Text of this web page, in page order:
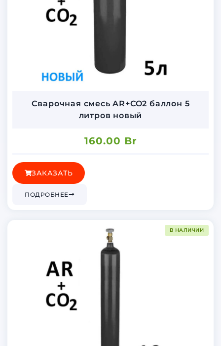
Сварочная смесь AR+CO2 баллон 5
литров новый
160.00 Br
ЗАКАЗАТЬ
ПОДРОБНЕЕ
В НАЛИЧИИ